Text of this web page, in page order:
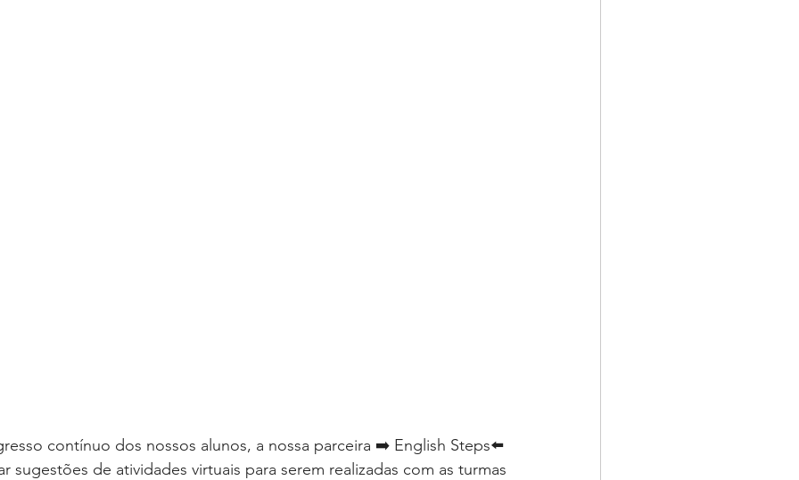
contínuo dos nossos alunos, a nossa parceira ➡️ English Steps⬅️
sugestões de atividades virtuais para serem realizadas com as turmas